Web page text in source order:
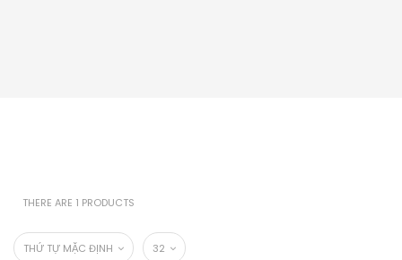
THERE ARE 1 PRODUCTS
THỨ TỰ MẶC ĐỊNH 32